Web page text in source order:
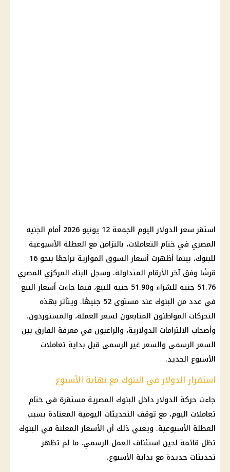
استقر سعر الدولار اليوم الجمعة 12 يونيو 2026 أمام الجنيه
المصري في ختام التعاملات، بالتزامن مع العطلة الأسبوعية
للبنوك، بينما أظهرت أسعار السوق الموازية تراجعًا بنحو 16
قرشًا وفق آخر الأرقام المتداولة. وسجل البنك المركزي المصري
51.76 جنيه للشراء و51.90 جنيه للبيع، فيما جاءت أسعار البيع
في عدد من البنوك عند مستوى 52 جنيهًا. ويتأثر بهذه
التحركات المواطنون المتابعون لسعر العملة، والمستوردون،
وأصحاب الالتزامات الدولارية، والراغبون في معرفة الفارق بين
السعر الرسمي والسعر غير الرسمي قبل بداية تعاملات
الأسبوع الجديد.
استقرار الدولار في البنوك مع نهاية الأسبوع
جاءت حركة الدولار داخل البنوك المصرية مستقرة في ختام
تعاملات اليوم، مع توقف التحديثات اليومية المعتادة بسبب
العطلة الأسبوعية. ويعني ذلك أن الأسعار المعلنة في البنوك
تظل قائمة لحين استئناف العمل الرسمي، ما لم تظهر
تحديثات جديدة مع بداية الأسبوع.